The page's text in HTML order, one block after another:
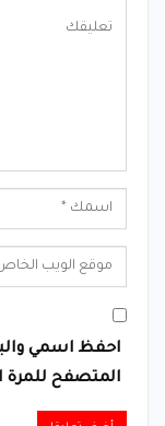
احفظ اسمي
المتصفح للمرة